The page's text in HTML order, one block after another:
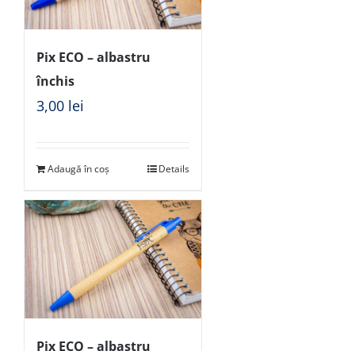
Pix ECO – albastru
închis
3,00 lei
Adaugă în coș Details
Pix ECO – albastru